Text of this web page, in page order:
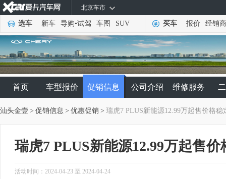
北京车市
选车 新车 导购•试驾 车图 SUV 买车 报价 经销商
首页 车型报价 促销信息 公司介绍 维修服务
汕头金壹 > 促销信息 > 优惠促销 > 瑞虎7 PLUS新能源12.99万起售价格稳
瑞虎7 PLUS新能源12.99万起售价
活动时间：2024-04-23 至 2024-04-24